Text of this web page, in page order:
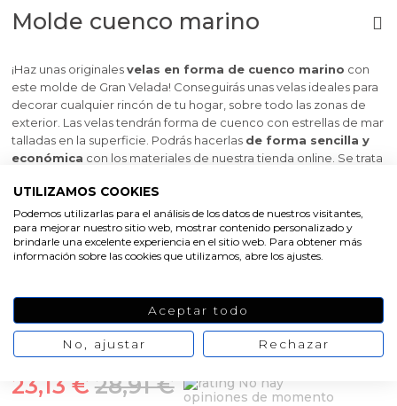
Molde cuenco marino
¡Haz unas originalesvelas en forma de cuenco marino con
este molde de Gran Velada! Conseguirás unas velas ideales para
decorar cualquier rincón de tu hogar, sobre todo las zonas de
exterior. Las velas tendrán forma de cuenco con estrellas de mar
talladas en la superficie. Podrás hacerlas de forma sencilla y
económica con los materiales de nuestra tienda online. Se trata
fácil de usar. Solo tienes que fundir la cera, añadirle esencia
aromática y colorante al gusto y rellenar el molde. Esperas a que
solidifique, desmoldas y colocas la mecha con la ayuda de una
varilla guía. ¡Tus velas quedarán estupendas! Este molde también
te permite trabajar con otros materiales como escayola,
Medidas aprox: 9 x 9 cm
Peso: 310 gr.
Oferta
28,91 €
23,13 €
No hay
opiniones de momento
UTILIZAMOS COOKIES
Podemos utilizarlas para el análisis de los datos de nuestros visitantes,
para mejorar nuestro sitio web, mostrar contenido personalizado y
brindarle una excelente experiencia en el sitio web. Para obtener más
información sobre las cookies que utilizamos, abre los ajustes.
Aceptar todo
No, ajustar Rechazar